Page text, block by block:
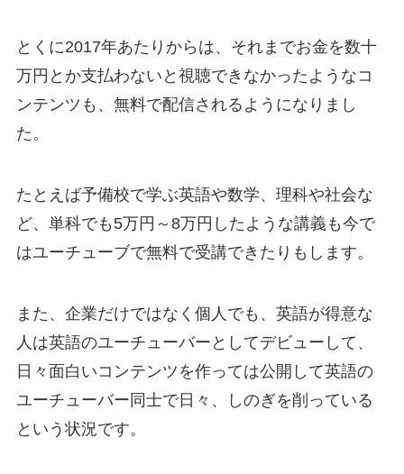
とくに2017年あたりからは、それまでお金を数十
万円とか支払わないと視聴できなかったようなコ
ンテンツも、無料で配信されるようになりまし
た。
たとえば予備校で学ぶ英語や数学、理科や社会な
ど、単科でも5万円～8万円したような講義も今で
はユーチューブで無料で受講できたりもします。
また、企業だけではなく個人でも、英語が得意な
人は英語のユーチューバーとしてデビューして、
日々面白いコンテンツを作っては公開して英語の
ユーチューバー同士で日々、しのぎを削っている
という状況です。